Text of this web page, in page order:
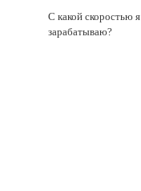
С какой скоростью я
зарабатываю?